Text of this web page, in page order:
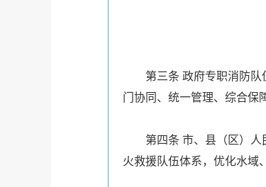
第三条 政府专职消防队
门协同、统一管理、综合保
第四条 市、县（区）人
火救援队伍体系，优化水域